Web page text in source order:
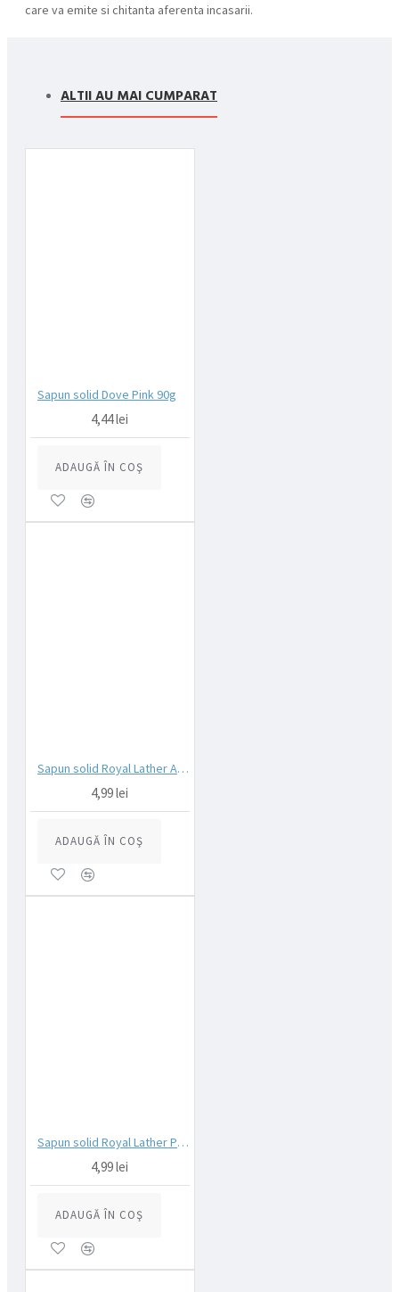
care va emite si chitanta aferenta incasarii.
compania de curierat, care va livreaza comanda în decursul a 24-
48 ore din momentul confirmarii comenzii, daca aceasta a fost
comanda a fost facuta dupa ora 12:00, sambata sau duminica ne
ALTII AU MAI CUMPARAT
Sapun solid Dove Pink 90g
4,44 lei
ADAUGĂ ÎN COŞ
Sapun solid Royal Lather Aqua Blue 125g
4,99 lei
ADAUGĂ ÎN COŞ
Sapun solid Royal Lather Pearl White 125g
4,99 lei
ADAUGĂ ÎN COŞ